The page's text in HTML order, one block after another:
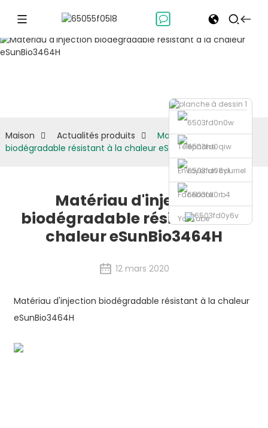
Téléphone
Envoyer un courriel
Facebook
YouTube
Maison Actualités produits
Matériau d'injection
biodégradable résistant à la chaleur eSunBio3464H
Matériau d'injection
biodégradable résistant à la
chaleur eSunBio3464H
12 mars 2020
Matériau d'injection biodégradable résistant à la chaleur
eSunBio3464H